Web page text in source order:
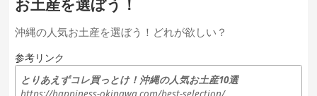
お土産を選ぼう！
沖縄の人気お土産を選ぼう！どれが欲しい？
参考リンク
とりあえずコレ買っとけ！沖縄の人気お土産10選
https://happiness-okinawa.com/best-selection/